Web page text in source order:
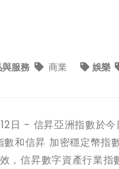
服務 商業 娛樂
日 - 信昇亞洲指數於
和信昇 加密穩定幣
，信昇數字資產行業